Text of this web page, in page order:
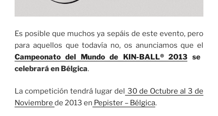
Es posible que muchos ya sepáis de este evento, pero
para aquellos que todavía no, os anunciamos que el
Campeonato del Mundo de KIN-BALL® 2013 se
celebrará en Bélgica.
La competición tendrá lugar del 30 de Octubre al 3 de
Noviembre de 2013 en Pepister – Bélgica.